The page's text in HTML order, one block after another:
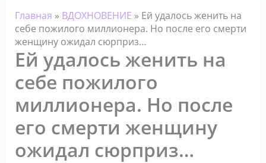
Главная » ВДОХНОВЕНИЕ » Ей удалось женить на
себе пожилого миллионера. Но после его смерти
женщину ожидал сюрприз…
Ей удалось женить на
себе пожилого
миллионера. Но после
его смерти женщину
ожидал сюрприз…